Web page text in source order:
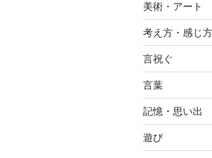
美術・アート
考え方・感じ方
言祝ぐ
言葉
記憶・思い出
遊び